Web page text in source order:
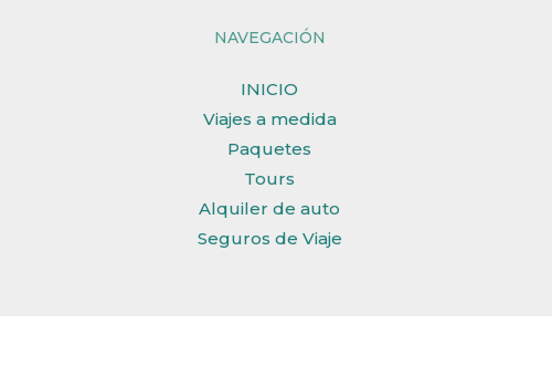
NAVEGACIÓN
INICIO
Viajes a medida
Paquetes
Tours
Alquiler de auto
Seguros de Viaje